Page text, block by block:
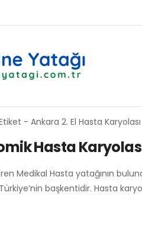
- Ankara 2. El Hasta Karyolası
Hasta
Medikal Hasta yatağının
başkentidir. Hasta